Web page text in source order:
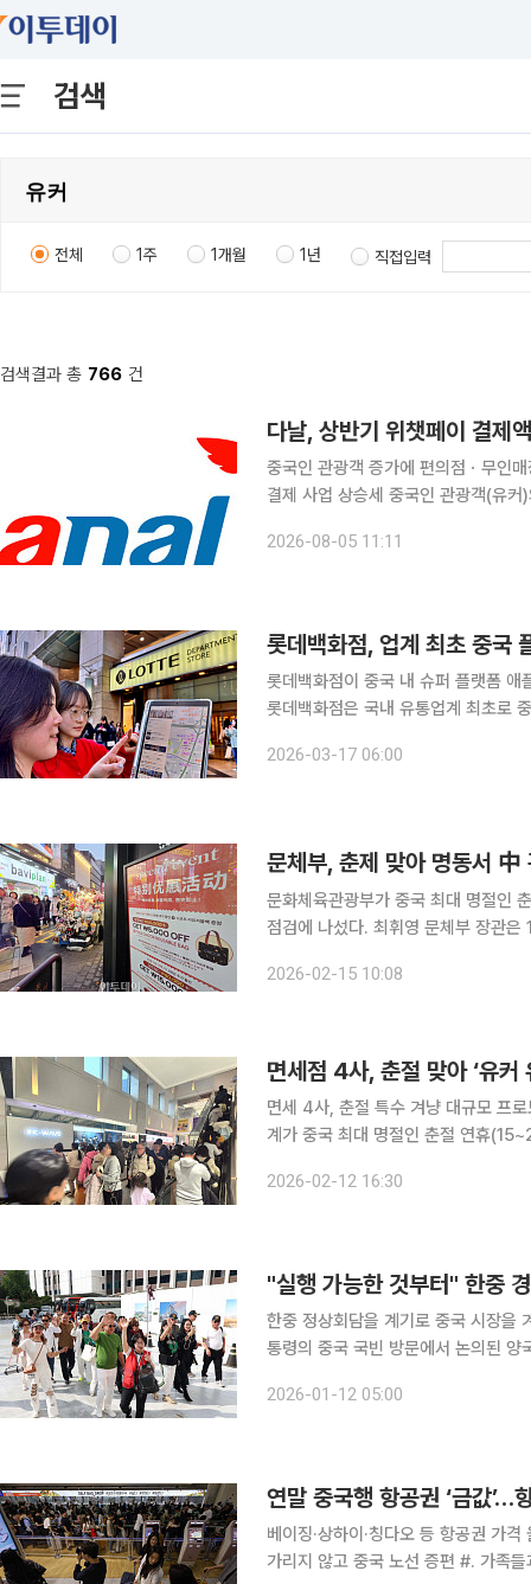
검색
전체 1주 1개월 1년 직접입력
검색결과 총 766 건
다날, 상반기 위챗페이 결제
중국인 관광객 증가에 편의점ㆍ무인
결제 사업 상승세 중국인 관광객(유커)의 방한 증가와 국내 편의점 이용 확대에 힘입어 다날의 위챗
날은 ‘위챗페이(WeChat Pay) 오프
2026-08-05 11:11
롯데백화점, 업계 최초 중국
롯데백화점이 중국 내 슈퍼 플랫폼
롯데백화점은 국내 유통업계 최초로
따종디엔핑은 7억명 이상의 이용자
2026-03-17 06:00
문체부, 춘제 맞아 명동서 中
문화체육관광부가 중국 최대 명절인
점검에 나섰다. 최휘영 문체부 장관은 15일 오후 서울 중구 명동 밀리오레 앞 '환영 이벤트존'을 방문
동 운영하는 곳으로, 최 장관은 현장
2026-02-15 10:08
면세점 4사, 춘절 맞아 ‘유커
면세 4사, 춘절 특수 겨냥 대규모 프로모
계가 중국 최대 명절인 춘절 연휴
2026-02-12 16:30
"실행 가능한 것부터" 한중
한중 정상회담을 계기로 중국 시장을
통령의 중국 국빈 방문에서 논의된
부는 1분기 한중 경제·상무장관회의
2026-01-12 05:00
연말 중국행 항공권 ‘금값’…
베이징·상하이·칭다오 등 항공권 가
가리지 않고 중국 노선 증편 #. 가족들과 중국 여행을 계획하던 직장인 A 씨는 최근 항공권 가격을